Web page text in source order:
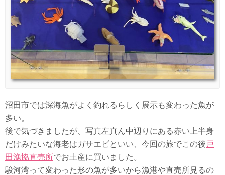
沼田市では深海魚がよく釣れるらしく展示も変わった魚が
多い。
後で気づきましたが、写真左真ん中辺りにある赤い上半身
だけみたいな海老はガサエビといい、今回の旅でこの後 戸
田漁協直売所でお土産に買いました。
駿河湾って変わった形の魚が多いから漁港や直売所見るの